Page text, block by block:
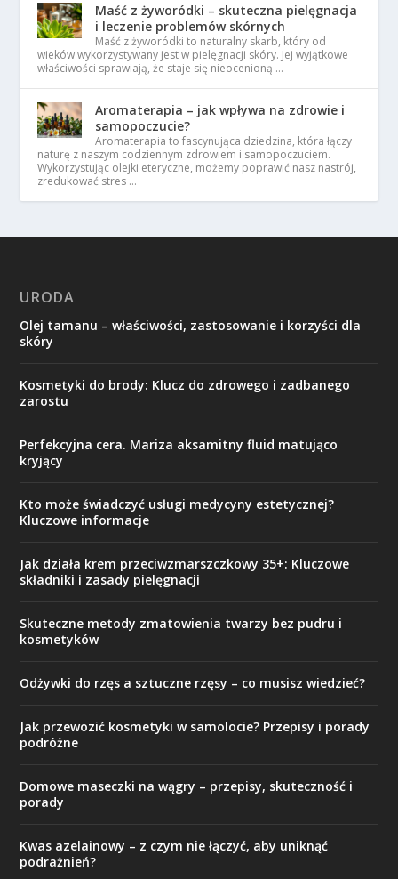
Maść z żyworódki – skuteczna pielęgnacja
i leczenie problemów skórnych
Maść z żyworódki to naturalny skarb, który od
wieków wykorzystywany jest w pielęgnacji skóry. Jej wyjątkowe
właściwości sprawiają, że staje się nieocenioną …
Aromaterapia – jak wpływa na zdrowie i
samopoczucie?
Aromaterapia to fascynująca dziedzina, która łączy
naturę z naszym codziennym zdrowiem i samopoczuciem.
Wykorzystując olejki eteryczne, możemy poprawić nasz nastrój,
zredukować stres …
URODA
Olej tamanu – właściwości, zastosowanie i korzyści dla
skóry
Kosmetyki do brody: Klucz do zdrowego i zadbanego
zarostu
Perfekcyjna cera. Mariza aksamitny fluid matująco
kryjący
Kto może świadczyć usługi medycyny estetycznej?
Kluczowe informacje
Jak działa krem przeciwzmarszczkowy 35+: Kluczowe
składniki i zasady pielęgnacji
Skuteczne metody zmatowienia twarzy bez pudru i
kosmetyków
Odżywki do rzęs a sztuczne rzęsy – co musisz wiedzieć?
Jak przewozić kosmetyki w samolocie? Przepisy i porady
podróżne
Domowe maseczki na wągry – przepisy, skuteczność i
porady
Kwas azelainowy – z czym nie łączyć, aby uniknąć
podrażnień?